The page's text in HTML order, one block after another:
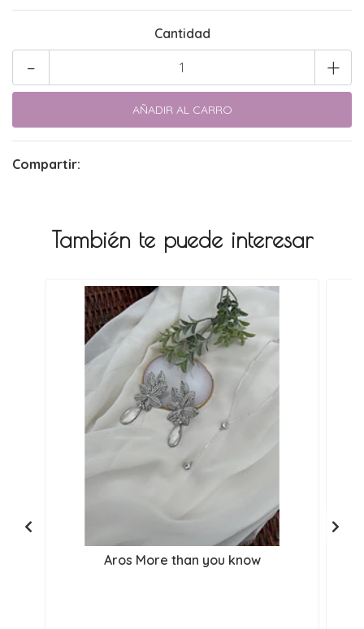
Cantidad
+
-
Compartir:
También te puede interesar
Aros More than you know